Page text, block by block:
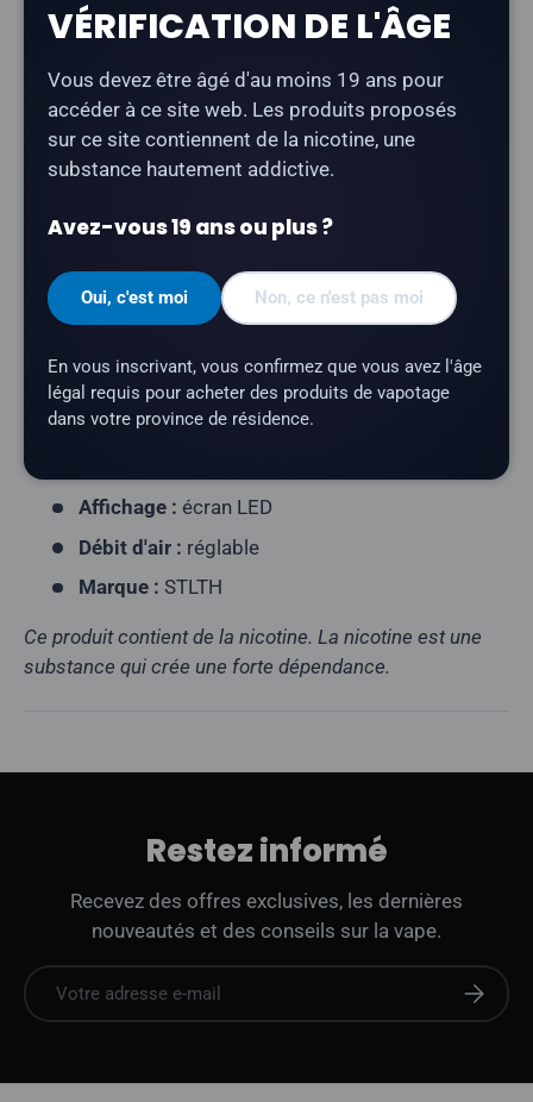
Description
STLTH Titan Pro 15K en saveur « Cherry Classic
Ice» offre un goût de cola à la cerise avec une finale
rafraîchissante et glacée.
Nombre de bouffées :jusqu'à 15 000
Contenance en e-liquide :20 ml
Teneur en nicotine :20 mg/ml
Profil aromatique :Cola à la cerise, glacé
Résistance de la résistance :résistance à
double maillage
Affichage : écran LED
Débit d'air : réglable
Marque : STLTH
Ce produit contient de la nicotine. La nicotine est une
substance qui crée une forte dépendance.
Restez informé
Recevez des offres exclusives, les dernières
nouveautés et des conseils sur la vape.
E-mail
VÉRIFICATION DE L'ÂGE
Vous devez être âgé d'au moins 19 ans pour
accéder à ce site web. Les produits proposés
sur ce site contiennent de la nicotine, une
substance hautement addictive.
Avez-vous 19 ans ou plus ?
Oui, c'est moi Non, ce n'est pas moi
En vous inscrivant, vous confirmez que vous avez l'âge
légal requis pour acheter des produits de vapotage
dans votre province de résidence.